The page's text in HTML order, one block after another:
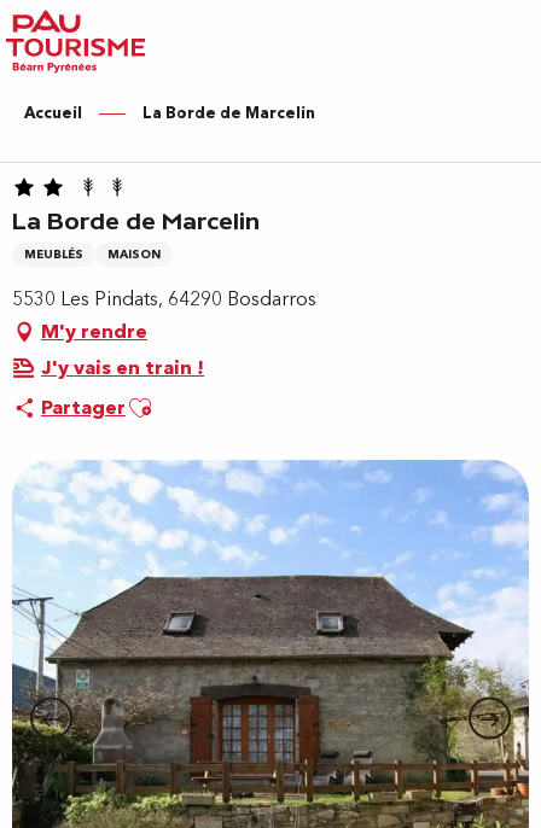
Aller
au
contenu
principal
Accueil La Borde de Marcelin
La Borde de Marcelin
MEUBLÉS MAISON
5530 Les Pindats, 64290 Bosdarros
M'y rendre
J'y vais en train !
PartagerAjouter aux favoris